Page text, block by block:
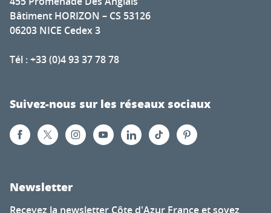
Bâtiment HORIZON – CS 53126
06203 NICE Cedex 3
Tél : +33 (0)4 93 37 78 78
Suivez-nous sur les réseaux sociaux
Newsletter
Recevez la newsletter Côte d'Azur France et soyez